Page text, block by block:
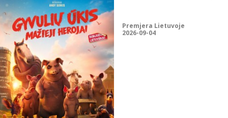
Premjera Lietuvoje
2026-09-04